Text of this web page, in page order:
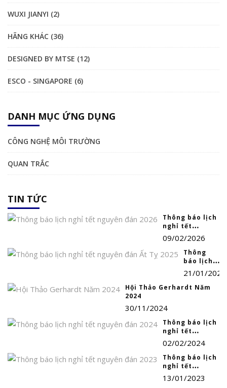
WUXI JIANYI (2)
HÃNG KHÁC (36)
DESIGNED BY MTSE (12)
ESCO - SINGAPORE (6)
DANH MỤC ỨNG DỤNG
CÔNG NGHỆ MÔI TRƯỜNG
QUAN TRẮC
TIN TỨC
Thông báo lịch
nghỉ tết
nguyên đán
2026
09/02/2026
Thông
báo lịch
nghỉ tết
nguyên
đán Ất Tỵ
21/01/2025
Hội Thảo Gerhardt Năm
2024
30/11/2024
Thông báo lịch
nghỉ tết
nguyên đán
2024
02/02/2024
Thông báo lịch
nghỉ tết
nguyên đán
2023
13/01/2023